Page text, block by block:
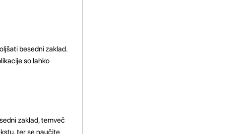
besedni zaklad.
so lahko
zaklad, temveč
ter se naučite